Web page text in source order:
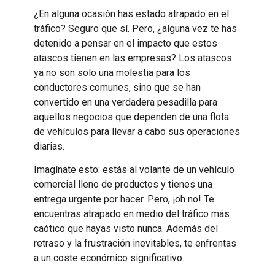
¿En alguna ocasión has estado atrapado en el
tráfico? Seguro que sí. Pero, ¿alguna vez te has
detenido a pensar en el impacto que estos
atascos tienen en las empresas? Los atascos
ya no son solo una molestia para los
conductores comunes, sino que se han
convertido en una verdadera pesadilla para
aquellos negocios que dependen de una flota
de vehículos para llevar a cabo sus operaciones
diarias.
Imagínate esto: estás al volante de un vehículo
comercial lleno de productos y tienes una
entrega urgente por hacer. Pero, ¡oh no! Te
encuentras atrapado en medio del tráfico más
caótico que hayas visto nunca. Además del
retraso y la frustración inevitables, te enfrentas
a un coste económico significativo.